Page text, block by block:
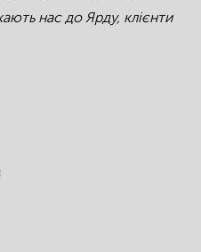
нас до Ярду, клієнти